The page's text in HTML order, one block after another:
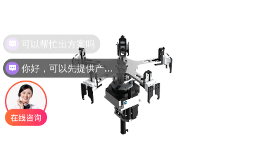
可以帮忙出方案吗
你好，可以先提供产品打样吗？